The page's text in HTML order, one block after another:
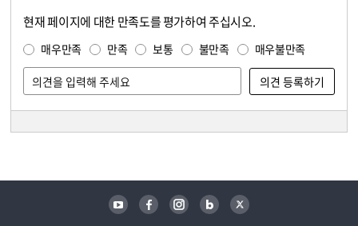
현재 페이지에 대한 만족도를 평가하여 주십시오.
매우만족 만족 보통 불만족 매우불만족
유튜브 페이스북 인스타그램 블로그 트위터